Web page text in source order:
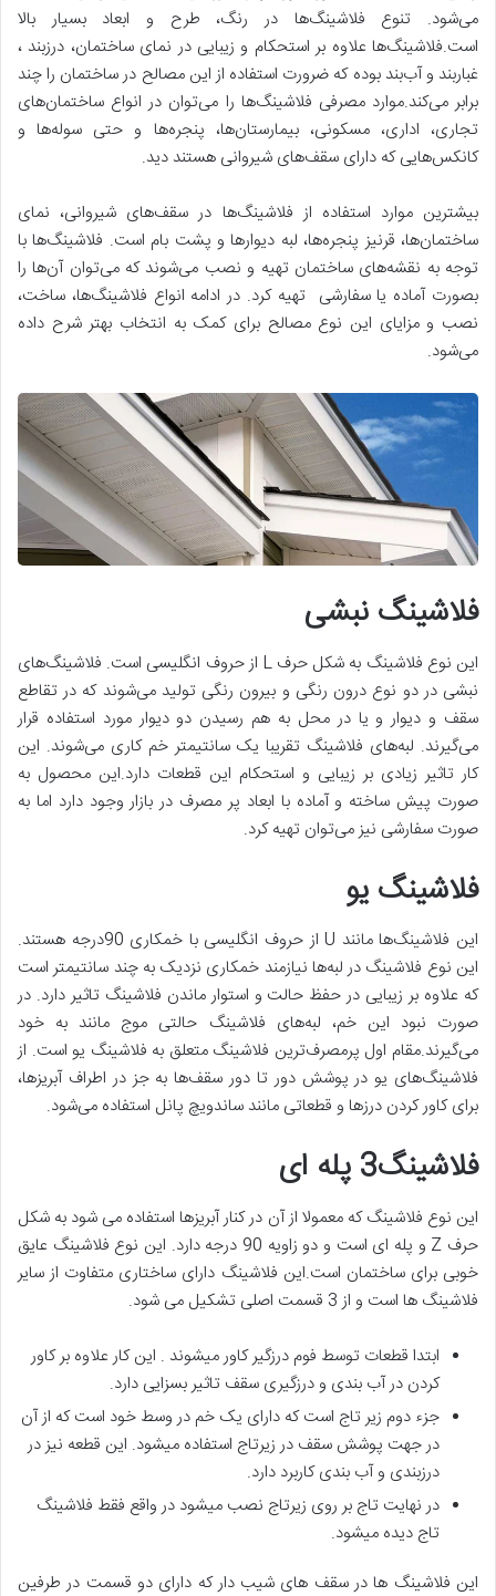
می‌شود. تنوع فلاشینگ‌ها در رنگ، طرح و ابعاد بسیار بالا
است.فلاشینگ‌ها علاوه بر استحکام و زیبایی در نمای ساختمان، درزبند ،
غباربند و آب‌بند بوده که ضرورت استفاده از این مصالح در ساختمان را چند
برابر می‌کند.موارد مصرفی فلاشینگ‌ها را می‌توان در انواع ساختمان‌های
تجاری، اداری، مسکونی، بیمارستان‌ها، پنجره‌ها و حتی سوله‌ها و
کانکس‌هایی که دارای سقف‌های شیروانی هستند دید.
بیشترین موارد استفاده از فلاشینگ‌ها در سقف‌های شیروانی، نمای
ساختمان‌ها، قرنیز پنجره‌ها، لبه دیوارها و پشت بام است. فلاشینگ‌ها با
توجه به نقشه‌های ساختمان تهیه و نصب می‌شوند که می‌توان آن‌ها را
بصورت آماده یا سفارشی تهیه کرد. در ادامه انواع فلاشینگ‌ها، ساخت،
نصب و مزایای این نوع مصالح برای کمک به انتخاب بهتر شرح داده
می‌شود.
فلاشینگ نبشی
این نوع فلاشینگ به شکل حرف L از حروف انگلیسی است. فلاشینگ‌های
نبشی در دو نوع درون رنگی و بیرون رنگی تولید می‌شوند که در تقاطع
سقف و دیوار و یا در محل به هم رسیدن دو دیوار مورد استفاده قرار
می‌گیرند. لبه‌های فلاشینگ تقریبا یک سانتیمتر خم کاری می‌شوند. این
کار تاثیر زیادی بر زیبایی و استحکام این قطعات دارد.این محصول به
صورت پیش ساخته و آماده با ابعاد پر مصرف در بازار وجود دارد اما به
صورت سفارشی نیز می‌توان تهیه کرد.
فلاشینگ یو
این فلاشینگ‌ها مانند U از حروف انگلیسی با خمکاری 90درجه هستند.
این نوع فلاشینگ در لبه‌ها نیازمند خمکاری نزدیک به چند سانتیمتر است
که علاوه بر زیبایی در حفظ حالت و استوار ماندن فلاشینگ تاثیر دارد. در
صورت نبود این خم، لبه‌های فلاشینگ حالتی موج مانند به خود
می‌گیرند.مقام اول پرمصرف‌ترین فلاشینگ متعلق به فلاشینگ یو است. از
فلاشینگ‌های یو در پوشش دور تا دور سقف‌ها به جز در اطراف آبریزها،
برای کاور کردن درزها و قطعاتی مانند ساندویچ پانل استفاده می‌شود.
فلاشینگ3 پله ای
این نوع فلاشینگ که معمولا از آن در کنار آبریزها استفاده می شود به شکل
حرف Z و پله ای است و دو زاویه 90 درجه دارد. این نوع فلاشینگ عایق
خوبی برای ساختمان است.این فلاشینگ دارای ساختاری متفاوت از سایر
فلاشینگ ها است و از 3 قسمت اصلی تشکیل می شود.
ابتدا قطعات توسط فوم درزگیر کاور میشوند . این کار علاوه بر کاور
کردن در آب بندی و درزگیری سقف تاثیر بسزایی دارد.
جزء دوم زیر تاج است که دارای یک خم در وسط خود است که از آن
در جهت پوشش سقف در زیرتاج استفاده میشود. این قطعه نیز در
درزبندی و آب بندی کاربرد دارد.
در نهایت تاج بر روی زیرتاج نصب میشود در واقع فقط فلاشینگ
تاج دیده میشود.
این فلاشینگ ها در سقف های شیب دار که دارای دو قسمت در طرفین